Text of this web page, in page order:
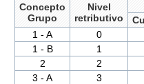
Concepto
Grupo
Nivel
retributivo
1 - A
0
1 - B
1
2
2
3 - A
3